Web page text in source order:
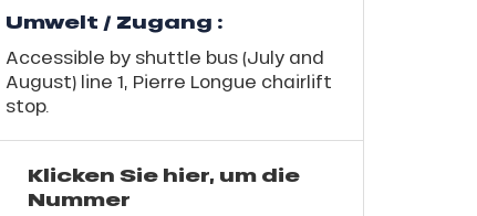
Umwelt / Zugang :
Accessible by shuttle bus (July and
August) line 1, Pierre Longue chairlift
stop.
Klicken Sie hier, um die
Nummer